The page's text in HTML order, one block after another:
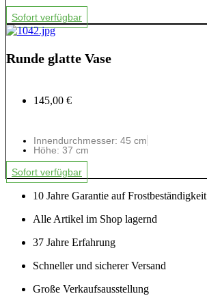
Sofort verfügbar
Runde glatte Vase
145,00 €
Innendurchmesser: 45 cm
Höhe: 37 cm
Sofort verfügbar
10 Jahre Garantie auf Frostbeständigkeit
Alle Artikel im Shop lagernd
37 Jahre Erfahrung
Schneller und sicherer Versand
Große Verkaufsausstellung